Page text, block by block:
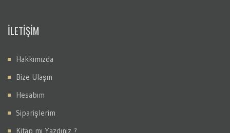
İLETİŞİM
Hakkımızda
Bize Ulaşın
Hesabım
Siparişlerim
Kitap mı Yazdınız ?